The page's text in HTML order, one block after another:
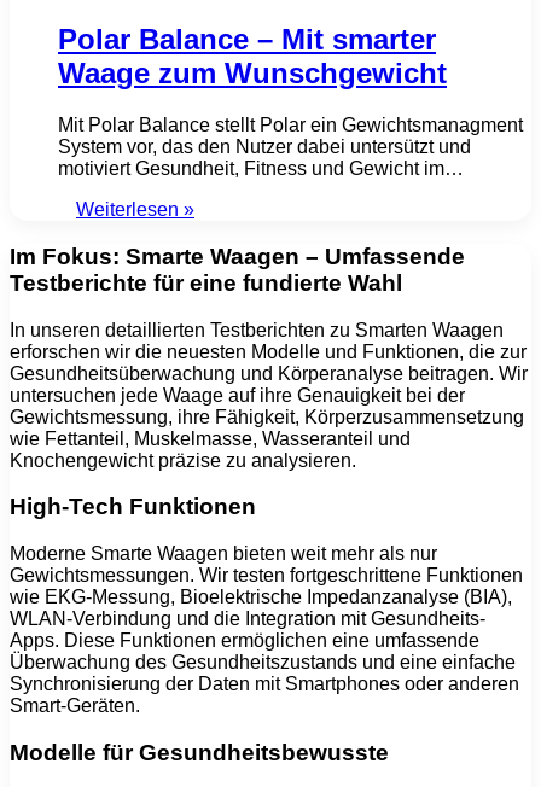
Polar Balance – Mit smarter
Waage zum Wunschgewicht
Mit Polar Balance stellt Polar ein Gewichtsmanagment
System vor, das den Nutzer dabei untersützt und
motiviert Gesundheit, Fitness und Gewicht im…
Weiterlesen »
Im Fokus: Smarte Waagen – Umfassende
Testberichte für eine fundierte Wahl
In unseren detaillierten Testberichten zu Smarten Waagen
erforschen wir die neuesten Modelle und Funktionen, die zur
Gesundheitsüberwachung und Körperanalyse beitragen. Wir
untersuchen jede Waage auf ihre Genauigkeit bei der
Gewichtsmessung, ihre Fähigkeit, Körperzusammensetzung
wie Fettanteil, Muskelmasse, Wasseranteil und
Knochengewicht präzise zu analysieren.
High-Tech Funktionen
Moderne Smarte Waagen bieten weit mehr als nur
Gewichtsmessungen. Wir testen fortgeschrittene Funktionen
wie EKG-Messung, Bioelektrische Impedanzanalyse (BIA),
WLAN-Verbindung und die Integration mit Gesundheits-
Apps. Diese Funktionen ermöglichen eine umfassende
Überwachung des Gesundheitszustands und eine einfache
Synchronisierung der Daten mit Smartphones oder anderen
Smart-Geräten.
Modelle für Gesundheitsbewusste